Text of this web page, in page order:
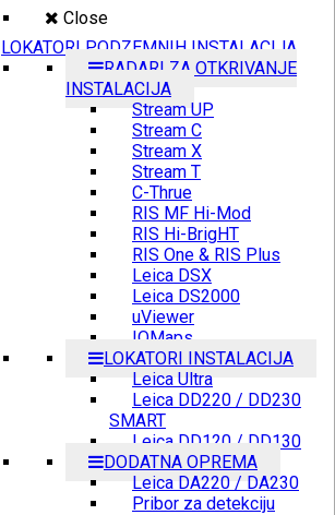
Close
LOKATORI PODZEMNIH INSTALACIJA
RADARI ZA OTKRIVANJE
INSTALACIJA
Stream UP
Stream C
Stream X
Stream T
C-Thrue
RIS MF Hi-Mod
RIS Hi-BrigHT
RIS One & RIS Plus
Leica DSX
Leica DS2000
uViewer
IQMaps
LOKATORI INSTALACIJA
Leica Ultra
Leica DD220 / DD230
SMART
Leica DD120 / DD130
DODATNA OPREMA
Leica DA220 / DA230
Pribor za detekciju